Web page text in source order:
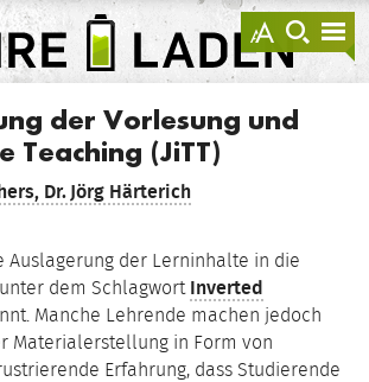
anzeigen
zur
Suche
LEHRE
LADEN
der Vorlesung und
Teaching (JiTT)
Dr.Jörg Härterich
Auslagerung der Lerninhalte in die
dem Schlagwort Inverted
Manche Lehrende machen jedoch
Materialerstellung in Form von
Erfahrung, dass Studierende